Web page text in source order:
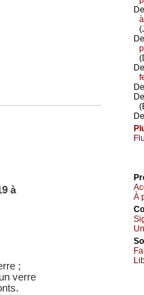
à
;
verre
De
De
De
De
De
De
À